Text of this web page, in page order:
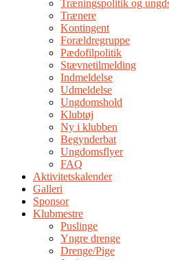
Træningspolitik og
Trænere
Kontingent
Forældregruppe
Pædofilpolitik
Stævnetilmelding
Indmeldelse
Udmeldelse
Ungdomshold
Klubtøj
Ny i klubben
Begynderbat
Ungdomsflyer
FAQ
Aktivitetskalender
Galleri
Sponsor
Klubmestre
Puslinge
Yngre drenge
Drenge/Pige